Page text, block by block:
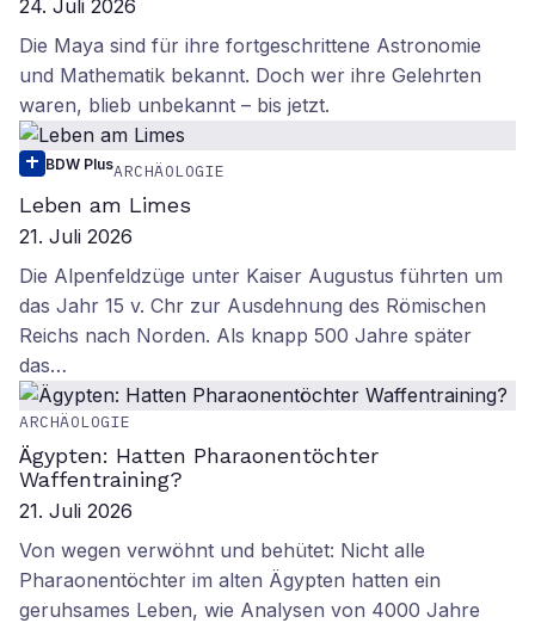
24. Juli 2026
Die Maya sind für ihre fortgeschrittene Astronomie
und Mathematik bekannt. Doch wer ihre Gelehrten
waren, blieb unbekannt – bis jetzt.
BDW PlusARCHÄOLOGIE
Leben am Limes
21. Juli 2026
Die Alpenfeldzüge unter Kaiser Augustus führten um
das Jahr 15 v. Chr zur Ausdehnung des Römischen
Reichs nach Norden. Als knapp 500 Jahre später
das…
ARCHÄOLOGIE
Ägypten: Hatten Pharaonentöchter
Waffentraining?
21. Juli 2026
Von wegen verwöhnt und behütet: Nicht alle
Pharaonentöchter im alten Ägypten hatten ein
geruhsames Leben, wie Analysen von 4000 Jahre